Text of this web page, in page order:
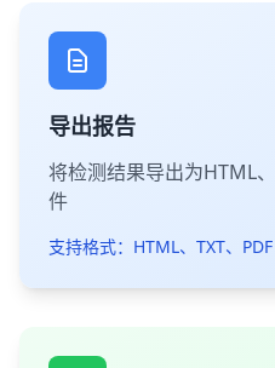
导出报告
将检测结果导出为HTML
件
支持格式：HTML、TXT、PDF